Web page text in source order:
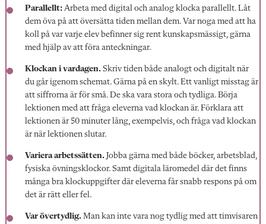
Parallellt: Arbeta med digital och analog klocka parallellt. Låt
dem öva på att översätta tiden mellan dem. Var noga med att ha
koll på var varje elev befinner sig rent kunskapsmässigt, gärna
med hjälp av att föra anteckningar.
Klockan i vardagen. Skriv tiden både analogt och digitalt när
du går igenom schemat. Gärna på en skylt. Ett vanligt misstag är
att siffrorna är för små. De ska vara stora och tydliga. Börja
lektionen med att fråga eleverna vad klockan är. Förklara att
lektionen är 50 minuter lång, exempelvis, och fråga vad klockan
är när lektionen slutar.
Variera arbetssätten. Jobba gärna med både böcker, arbetsblad,
fysiska övningsklockor. Samt digitala läromedel där det finns
många bra klockuppgifter där eleverna får snabb respons på om
det är rätt eller fel.
Var övertydlig. Man kan inte vara nog tydlig med att timvisaren